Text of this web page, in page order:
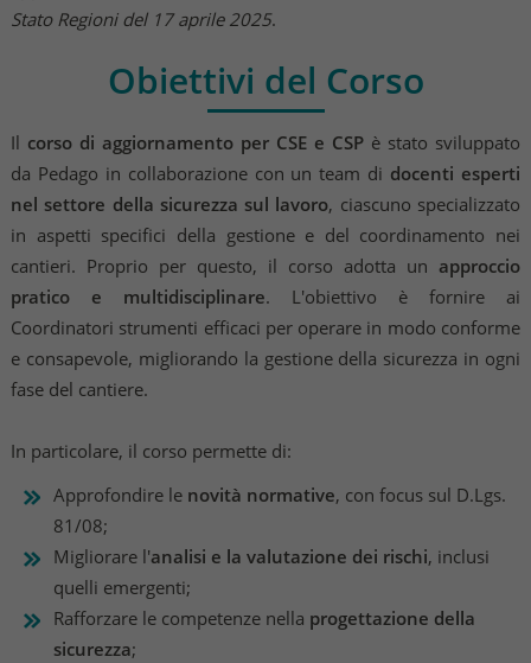
Stato Regioni del 17 aprile 2025.
Obiettivi del Corso
Il corso di aggiornamento per CSE e CSP è stato sviluppato
da Pedago in collaborazione con un team di docenti esperti
nel settore della sicurezza sul lavoro, ciascuno specializzato
in aspetti specifici della gestione e del coordinamento nei
cantieri. Proprio per questo, il corso adotta un approccio
pratico e multidisciplinare. L'obiettivo è fornire ai
Coordinatori strumenti efficaci per operare in modo conforme
e consapevole, migliorando la gestione della sicurezza in ogni
fase del cantiere.
In particolare, il corso permette di:
Approfondire le novità normative, con focus sul D.Lgs.
81/08;
Migliorare l'analisi e la valutazione dei rischi, inclusi
quelli emergenti;
Rafforzare le competenze nella progettazione della
sicurezza;